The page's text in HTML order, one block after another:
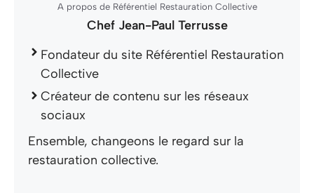
A propos de Référentiel Restauration Collective
Chef Jean-Paul Terrusse
Fondateur du site Référentiel Restauration
Collective
Créateur de contenu sur les réseaux
sociaux
Ensemble, changeons le regard sur la
restauration collective.